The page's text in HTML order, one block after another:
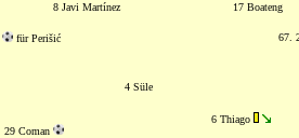
8 Javi Martínez 17 Boateng
für Perišić 67.
4 Süle
29 Coman
6 Thiago